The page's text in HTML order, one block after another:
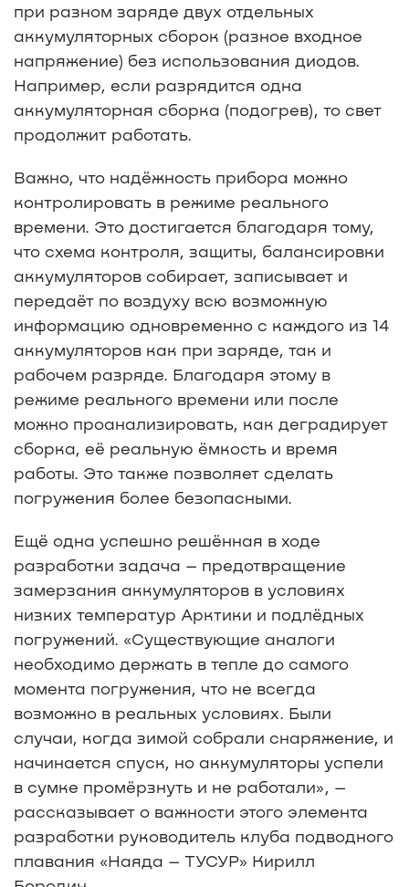
при разном заряде двух отдельных
аккумуляторных сборок (разное входное
напряжение) без использования диодов.
Например, если разрядится одна
аккумуляторная сборка (подогрев), то свет
продолжит работать.
Важно, что надёжность прибора можно
контролировать в режиме реального
времени. Это достигается благодаря тому,
что схема контроля, защиты, балансировки
аккумуляторов собирает, записывает и
передаёт по воздуху всю возможную
информацию одновременно с каждого из 14
аккумуляторов как при заряде, так и
рабочем разряде. Благодаря этому в
режиме реального времени или после
можно проанализировать, как деградирует
сборка, её реальную ёмкость и время
работы. Это также позволяет сделать
погружения более безопасными.
Ещё одна успешно решённая в ходе
разработки задача – предотвращение
замерзания аккумуляторов в условиях
низких температур Арктики и подлёдных
погружений. «Существующие аналоги
необходимо держать в тепле до самого
момента погружения, что не всегда
возможно в реальных условиях. Были
случаи, когда зимой собрали снаряжение, и
начинается спуск, но аккумуляторы успели
в сумке промёрзнуть и не работали», –
рассказывает о важности этого элемента
разработки руководитель клуба подводного
плавания «Наяда – ТУСУР» Кирилл